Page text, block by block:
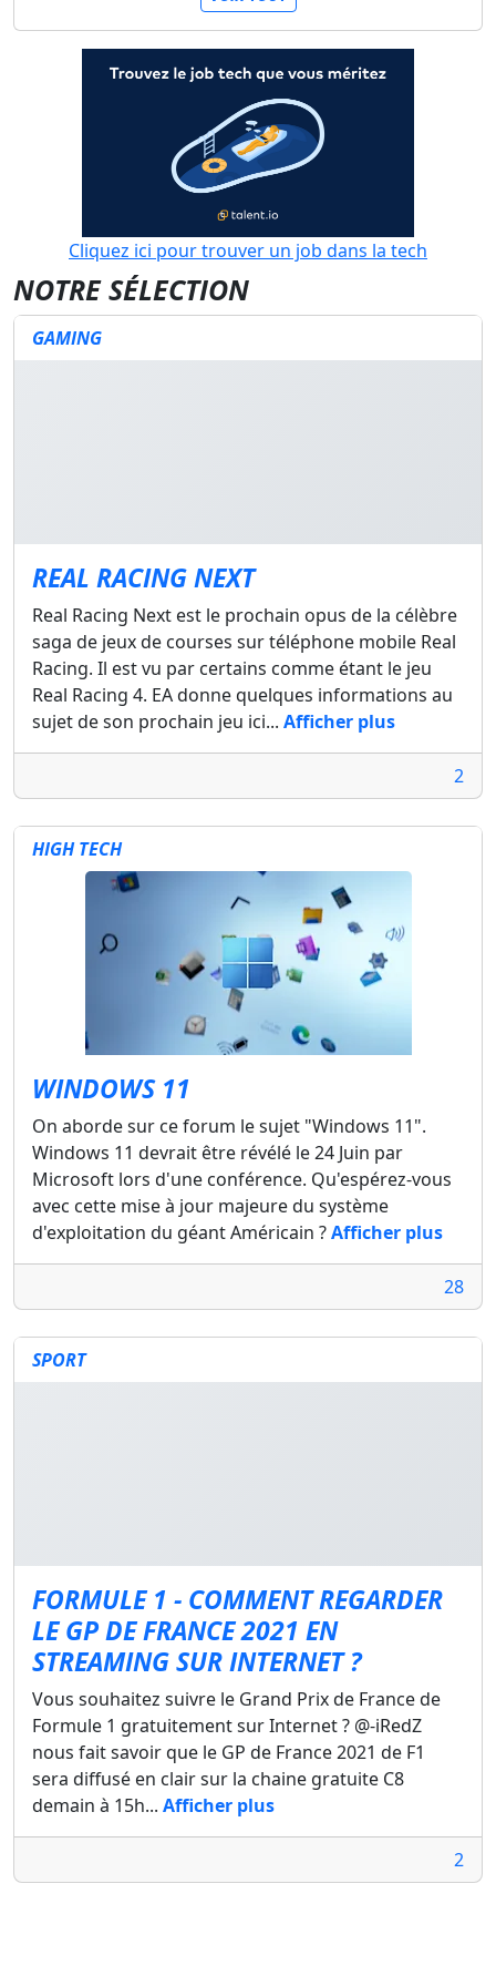
Cliquez ici pour trouver un job dans la tech
NOTRE SÉLECTION
GAMING
REAL RACING NEXT
Real Racing Next est le prochain opus de la célèbre
saga de jeux de courses sur téléphone mobile Real
Racing. Il est vu par certains comme étant le jeu
Real Racing 4. EA donne quelques informations au
sujet de son prochain jeu ici... Afficher plus
2
HIGH TECH
WINDOWS 11
On aborde sur ce forum le sujet "Windows 11".
Windows 11 devrait être révélé le 24 Juin par
Microsoft lors d'une conférence. Qu'espérez-vous
avec cette mise à jour majeure du système
d'exploitation du géant Américain ?Afficher plus
28
SPORT
FORMULE 1 - COMMENT REGARDER
LE GP DE FRANCE 2021 EN
STREAMING SUR INTERNET ?
Vous souhaitez suivre le Grand Prix de France de
Formule 1 gratuitement sur Internet ? @-iRedZ
nous fait savoir que le GP de France 2021 de F1
sera diffusé en clair sur la chaine gratuite C8
demain à 15h... Afficher plus
2